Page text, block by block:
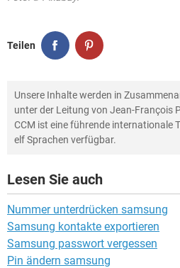
Teilen
Unsere Inhalte werden in
unter der Leitung von Jean-François
CCM ist eine führende internationale
elf Sprachen verfügbar.
Lesen Sie auch
Nummer unterdrücken samsung
Samsung kontakte exportieren
Samsung passwort vergessen
Pin ändern samsung